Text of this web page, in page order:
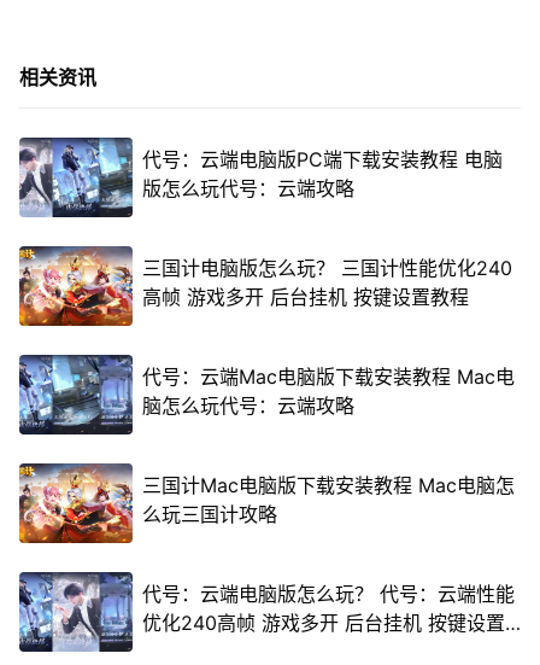
相关资讯
代号：云端电脑版PC端下载安装教程 电脑
版怎么玩代号：云端攻略
三国计电脑版怎么玩？ 三国计性能优化240
高帧 游戏多开 后台挂机 按键设置教程
代号：云端Mac电脑版下载安装教程 Mac电
脑怎么玩代号：云端攻略
三国计Mac电脑版下载安装教程 Mac电脑怎
么玩三国计攻略
代号：云端电脑版怎么玩？ 代号：云端性能
优化240高帧 游戏多开 后台挂机 按键设置